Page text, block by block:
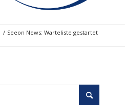
/ Seeon News: Warteliste gestartet